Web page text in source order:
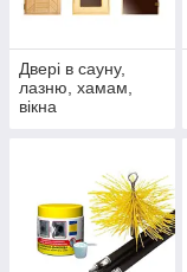
Двері в сауну,
лазню, хамам,
вікна